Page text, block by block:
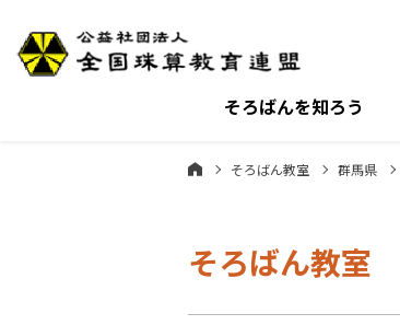
そろばんを知ろう
そろばん教室 群馬県
そろばん教室